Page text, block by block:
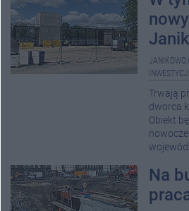
Trwają
dworca
Obiekt
Na